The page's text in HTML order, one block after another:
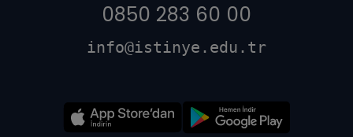
0850 283 60 00
info@istinye.edu.tr